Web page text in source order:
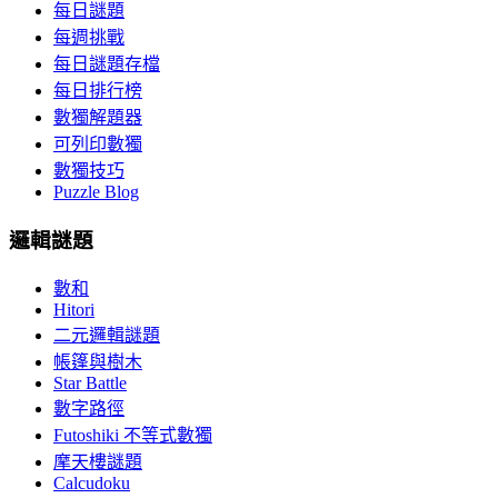
每日謎題
每週挑戰
每日謎題存檔
每日排行榜
數獨解題器
可列印數獨
數獨技巧
Puzzle Blog
邏輯謎題
數和
Hitori
二元邏輯謎題
帳篷與樹木
Star Battle
數字路徑
Futoshiki 不等式數獨
摩天樓謎題
Calcudoku